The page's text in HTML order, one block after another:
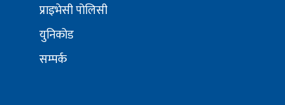
प्राइभेसी पोलिसी
युनिकोड
सम्पर्क